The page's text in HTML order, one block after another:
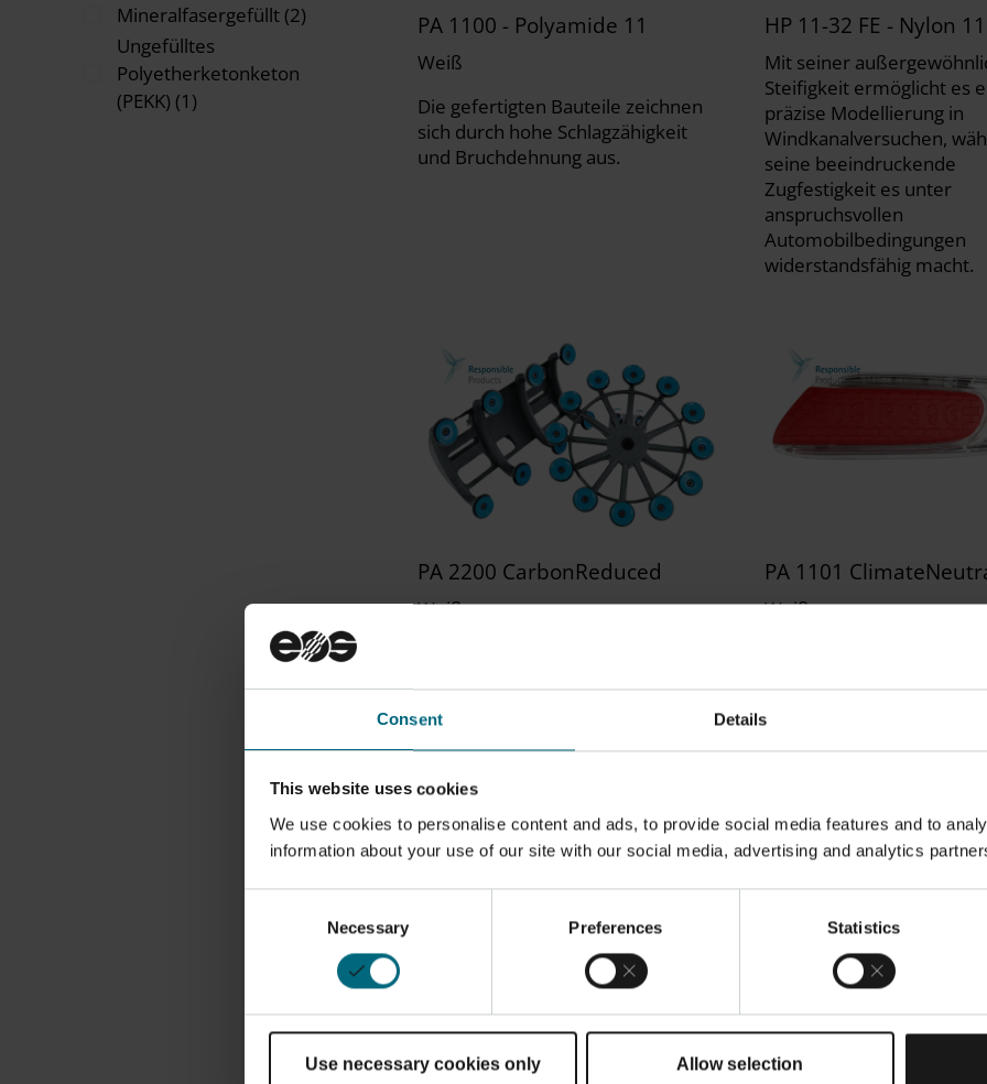
Consent Details
This website uses cookies
We use cookies to personalise content and ads, to provide social media features and to
information about your use of our site with our social media, advertising and analytics
Necessary Preferences Statistics
Use necessary cookies only Allow selection
Mineralfasergefüllt (2)
Ungefülltes
Polyetherketonketon
(PEKK) (1)
PA 1100 - Polyamide 11
Weiß
Die gefertigten Bauteile zeichnen
sich durch hohe Schlagzähigkeit
und Bruchdehnung aus.
HP 11-32 FE - Nylon 11
Mit seiner
Steifigkeit ermöglicht es
präzise Modellierung in
Windkanalversuchen,
seine beeindruckende
Zugfestigkeit es unter
anspruchsvollen
Automobilbedingungen
widerstandsfähig macht.
PA 2200 CarbonReduced
Weiß
Ausgewogenes
Teileigenschaftsprofil, das sich
gute chemische Beständigkeit
auszeichnet
Kontakt mit Lebensmitteln
PA 1101
Weiß
Die gefertigten Bauteile
sich durch hohe